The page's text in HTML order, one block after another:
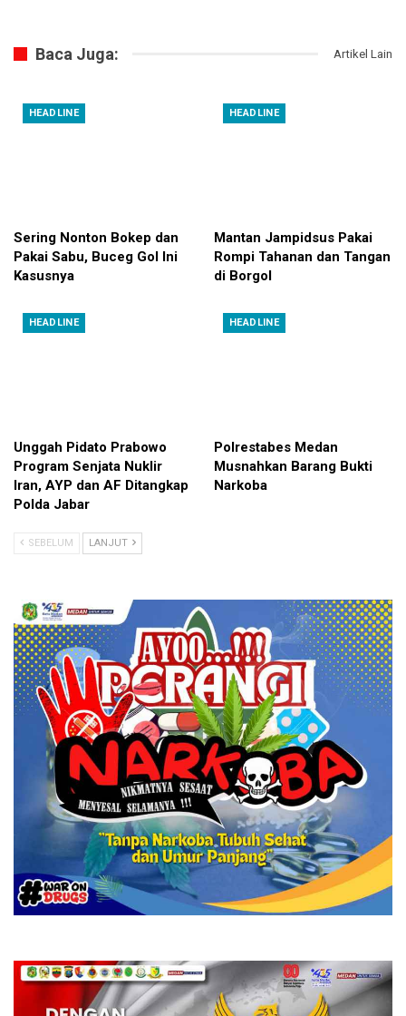
Baca Juga: Artikel Lain
HEADLINE
Sering Nonton Bokep dan
Pakai Sabu, Buceg Gol Ini
Kasusnya
HEADLINE
Mantan Jampidsus Pakai
Rompi Tahanan dan Tangan
di Borgol
HEADLINE
Unggah Pidato Prabowo
Program Senjata Nuklir
Iran, AYP dan AF Ditangkap
Polda Jabar
HEADLINE
Polrestabes Medan
Musnahkan Barang Bukti
Narkoba
SEBELUM LANJUT